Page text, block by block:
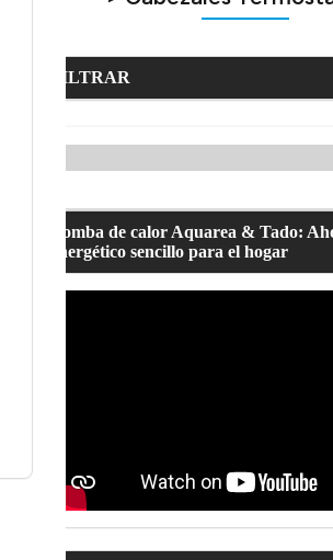
FILTRAR
Bomba de calor Aquarea & Tado:
energético sencillo para el hogar